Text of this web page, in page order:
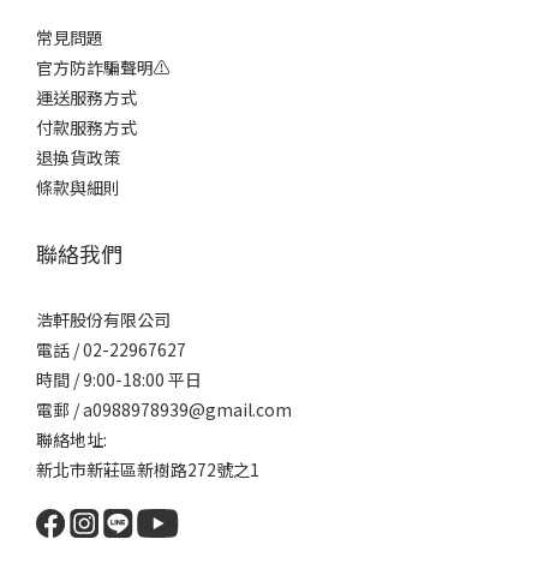
常見問題
官方防詐騙聲明⚠️
運送服務方式
付款服務方式
退換貨政策
條款與細則
聯絡我們
浩軒股份有限公司
電話 / 02-22967627
時間 / 9:00-18:00 平日
電郵 / a0988978939@gmail.com
聯絡地址:
新北市新莊區新樹路272號之1